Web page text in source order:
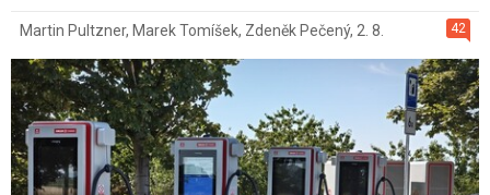
42
Martin Pultzner, Marek Tomíšek, Zdeněk Pečený, 2. 8.